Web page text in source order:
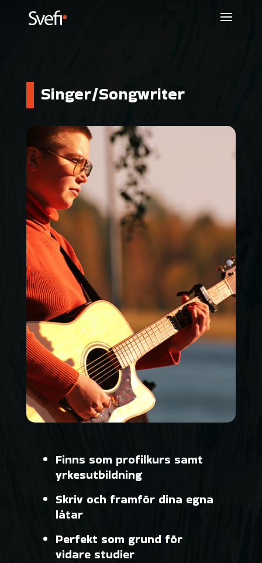
Singer/Songwriter
Finns som profilkurs samt
yrkesutbildning
Skriv och framför dina egna
låtar
Perfekt som grund för
vidare studier